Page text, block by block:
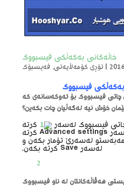
خاڵەکانی بەکەڵکی فیسبووک
|تۆڕی کۆمەڵایەتی, فەیسبۆک
فیسبووک
چاتی فیسبووک بۆ ئەوکەسانەی کە
خۆش نیە لەگەڵیان چات بکەین؟
فیسبووک لەسەر کرتە
بکەن،پاشان لەسەر Advanced settings کرته
لەسەرێ تۆمار بکەن و
لەسەر Save کرتە بکەن.
هەڤاڵەکانتان لە ناو فیسبووک